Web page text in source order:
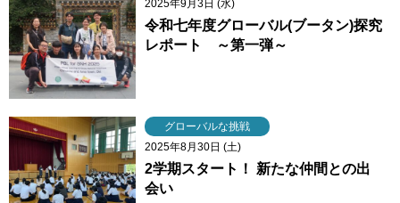
2025年9月3日 (水)
令和七年度グローバル(ブータン)探究
レポート ～第一弾～
グローバルな挑戦
2025年8月30日 (土)
2学期スタート！ 新たな仲間との出
会い